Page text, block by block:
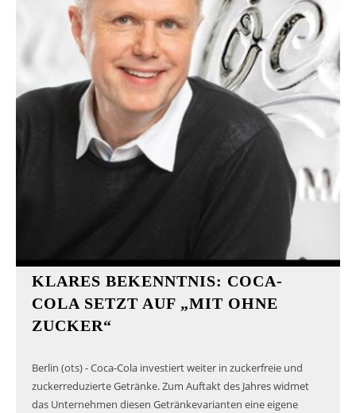
KLARES BEKENNTNIS: COCA-
COLA SETZT AUF „MIT OHNE
ZUCKER“
Berlin (ots) - Coca-Cola investiert weiter in zuckerfreie und
zuckerreduzierte Getränke. Zum Auftakt des Jahres widmet
das Unternehmen diesen Getränkevarianten eine eigene